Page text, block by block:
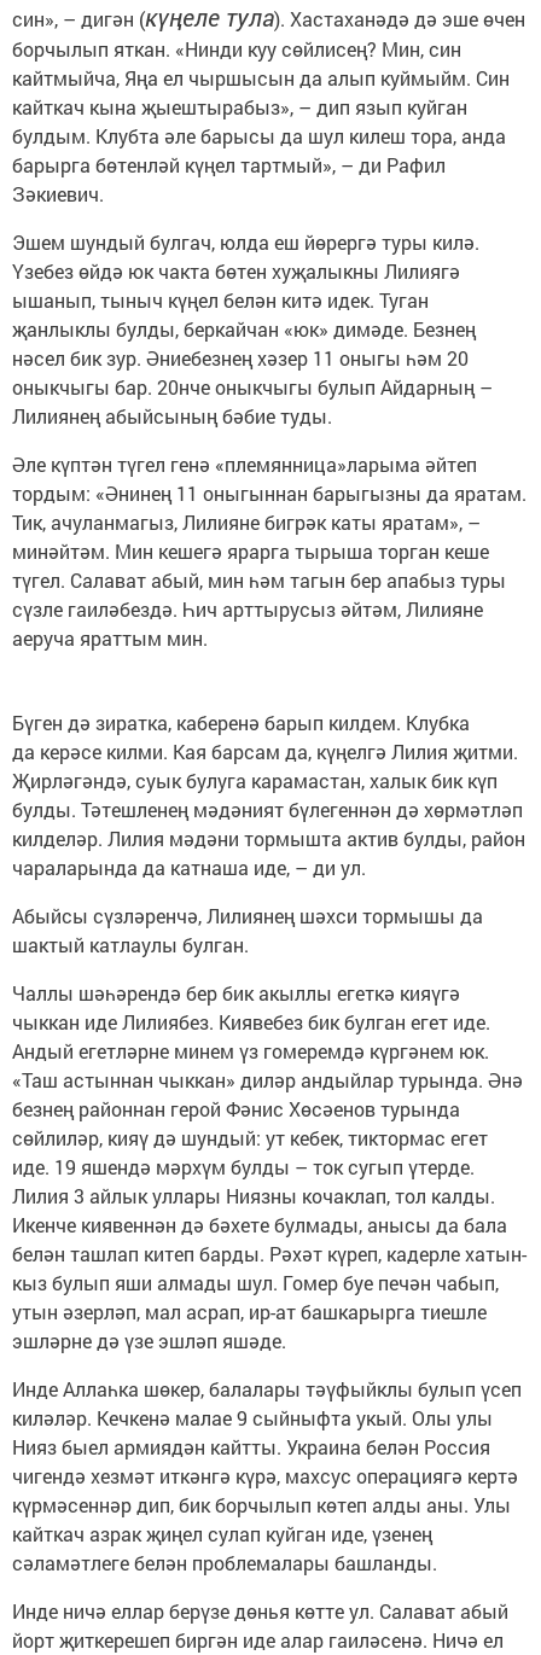
син», – дигән (күңеле тула). Хастаханәдә дә эше өчен
борчылып яткан. «Нинди куу сөйлисең? Мин, син
кайтмыйча, Яңа ел чыршысын да алып куймыйм. Син
кайткач кына җыештырабыз», – дип язып куйган
булдым. Клубта әле барысы да шул килеш тора, анда
барырга бөтенләй күңел тартмый», – ди Рафил
Зәкиевич.
Эшем шундый булгач, юлда еш йөрергә туры килә.
Үзебез өйдә юк чакта бөтен хуҗалыкны Лилиягә
ышанып, тыныч күңел белән китә идек. Туган
җанлыклы булды, беркайчан «юк» димәде. Безнең
нәсел бик зур. Әниебезнең хәзер 11 оныгы һәм 20
оныкчыгы бар. 20нче оныкчыгы булып Айдарның –
Лилиянең абыйсының бәбие туды.
Әле күптән түгел генә «племянница»ларыма әйтеп
тордым: «Әнинең 11 оныгыннан барыгызны да яратам.
Тик, ачуланмагыз, Лилияне бигрәк каты яратам», –
минәйтәм. Мин кешегә ярарга тырыша торган кеше
түгел. Салават абый, мин һәм тагын бер апабыз туры
сүзле гаиләбездә. Һич арттырусыз әйтәм, Лилияне
аеруча яраттым мин.
Бүген дә зиратка, каберенә барып килдем. Клубка
да керәсе килми. Кая барсам да, күңелгә Лилия җитми.
Җирләгәндә, суык булуга карамастан, халык бик күп
булды. Тәтешленең мәдәният бүлегеннән дә хөрмәтләп
килделәр. Лилия мәдәни тормышта актив булды, район
чараларында да катнаша иде, – ди ул.
Абыйсы сүзләренчә, Лилиянең шәхси тормышы да
шактый катлаулы булган.
Чаллы шәһәрендә бер бик акыллы егеткә кияүгә
чыккан иде Лилиябез. Киявебез бик булган егет иде.
Андый егетләрне минем үз гомеремдә күргәнем юк.
«Таш астыннан чыккан» диләр андыйлар турында. Әнә
безнең районнан герой Фәнис Хөсәенов турында
сөйлиләр, кияү дә шундый: ут кебек, тиктормас егет
иде. 19 яшендә мәрхүм булды – ток сугып үтерде.
Лилия 3 айлык уллары Ниязны кочаклап, тол калды.
Икенче киявеннән дә бәхете булмады, анысы да бала
белән ташлап китеп барды. Рәхәт күреп, кадерле хатын-
кыз булып яши алмады шул. Гомер буе печән чабып,
утын әзерләп, мал асрап, ир-ат башкарырга тиешле
эшләрне дә үзе эшләп яшәде.
Инде Аллаһка шөкер, балалары тәүфыйклы булып үсеп
киләләр. Кечкенә малае 9 сыйныфта укый. Олы улы
Нияз быел армиядән кайтты. Украина белән Россия
чигендә хезмәт иткәнгә күрә, махсус операциягә кертә
күрмәсеннәр дип, бик борчылып көтеп алды аны. Улы
кайткач азрак җиңел сулап куйган иде, үзенең
сәламәтлеге белән проблемалары башланды.
Инде ничә еллар берүзе дөнья көтте ул. Салават абый
йорт җиткерешеп биргән иде алар гаиләсенә. Ничә ел